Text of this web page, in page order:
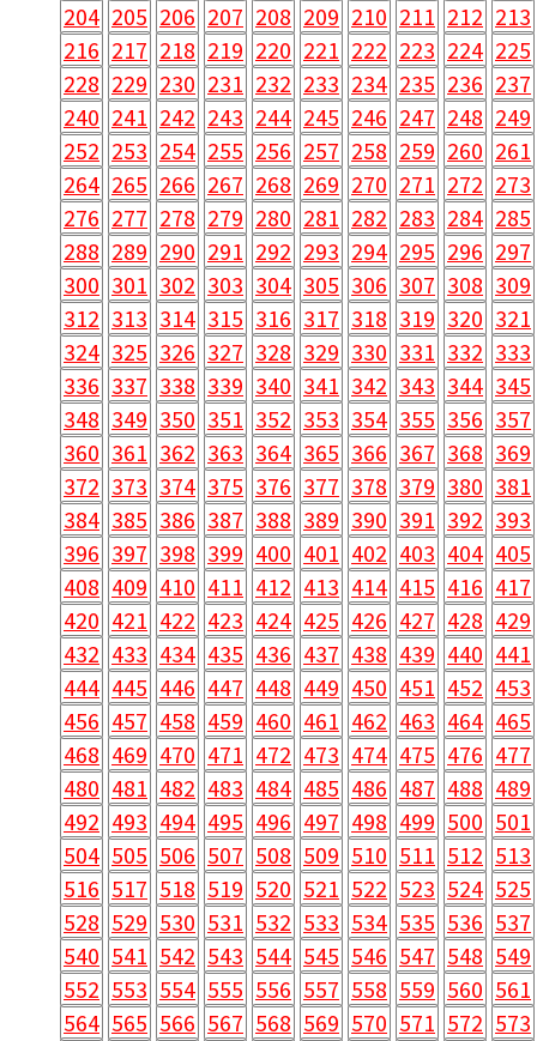
204 205 206 207 208 209 210 211 212 213
216 217 218 219 220 221 222 223 224 225
228 229 230 231 232 233 234 235 236 237
240 241 242 243 244 245 246 247 248 249
252 253 254 255 256 257 258 259 260 261
264 265 266 267 268 269 270 271 272 273
276 277 278 279 280 281 282 283 284 285
288 289 290 291 292 293 294 295 296 297
300 301 302 303 304 305 306 307 308 309
312 313 314 315 316 317 318 319 320 321
324 325 326 327 328 329 330 331 332 333
336 337 338 339 340 341 342 343 344 345
348 349 350 351 352 353 354 355 356 357
360 361 362 363 364 365 366 367 368 369
372 373 374 375 376 377 378 379 380 381
384 385 386 387 388 389 390 391 392 393
396 397 398 399 400 401 402 403 404 405
408 409 410 411 412 413 414 415 416 417
420 421 422 423 424 425 426 427 428 429
432 433 434 435 436 437 438 439 440 441
444 445 446 447 448 449 450 451 452 453
456 457 458 459 460 461 462 463 464 465
468 469 470 471 472 473 474 475 476 477
480 481 482 483 484 485 486 487 488 489
492 493 494 495 496 497 498 499 500 501
504 505 506 507 508 509 510 511 512 513
516 517 518 519 520 521 522 523 524 525
528 529 530 531 532 533 534 535 536 537
540 541 542 543 544 545 546 547 548 549
552 553 554 555 556 557 558 559 560 561
564 565 566 567 568 569 570 571 572 573